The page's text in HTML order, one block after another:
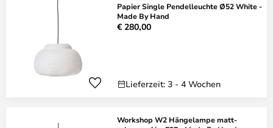
Papier Single Pendelleuchte Ø52 White -
Made By Hand
€ 280,00
Lieferzeit: 3 - 4 Wochen
Workshop W2 Hängelampe matt-